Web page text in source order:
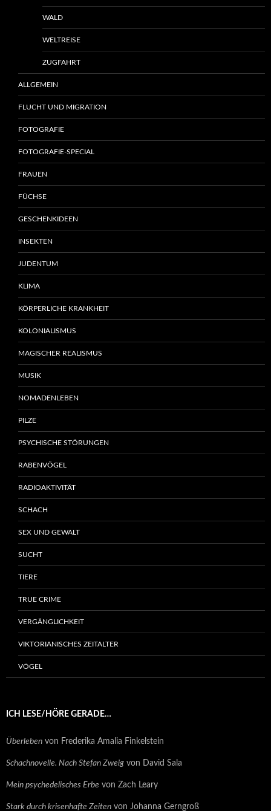
WALD
WELTREISE
ZUGFAHRT
ALLGEMEIN
FLUCHT UND MIGRATION
FOTOGRAFIE
FOTOGRAFIE-SPECIAL
FRAUEN
FÜCHSE
GESCHENKIDEEN
INSEKTEN
JUDENTUM
KLIMA
KÖRPERLICHE KRANKHEIT
KOLONIALISMUS
MAGISCHER REALISMUS
MUSIK
NOMADENLEBEN
PILZE
PSYCHISCHE STÖRUNGEN
RABENVÖGEL
RADIOAKTIVITÄT
SCHACH
SEX UND GEWALT
SUCHT
TIERE
TRUE CRIME
VERGÄNGLICHKEIT
VIKTORIANISCHES ZEITALTER
VÖGEL
ICH LESE/HÖRE GERADE…
Überleben von Frederika Amalia Finkelstein
Schachnovelle. Nach Stefan Zweig von David Sala
Mein psychedelisches Erbe von Zach Leary
Stark durch krisenhafte Zeiten von Johanna Gerngroß